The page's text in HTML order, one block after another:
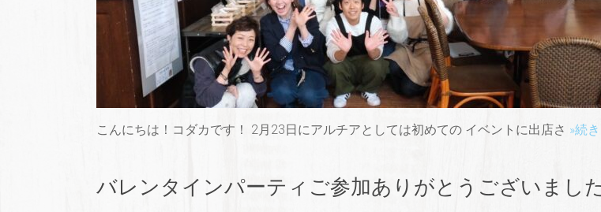
こんにちは！コダカです！ 2月23日にアルチアとしては初めての イベントに出店さ »続
バレンタインパーティご参加ありがとうございまし